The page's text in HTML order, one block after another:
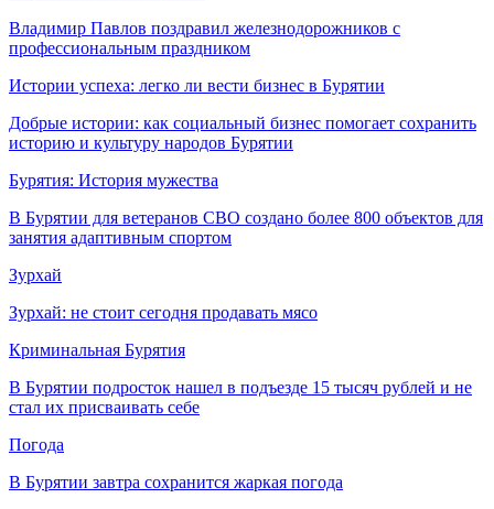
Владимир Павлов поздравил железнодорожников с
профессиональным праздником
Истории успеха: легко ли вести бизнес в Бурятии
Добрые истории: как социальный бизнес помогает сохранить
историю и культуру народов Бурятии
Бурятия: История мужества
В Бурятии для ветеранов СВО создано более 800 объектов для
занятия адаптивным спортом
Зурхай
Зурхай: не стоит сегодня продавать мясо
Криминальная Бурятия
В Бурятии подросток нашел в подъезде 15 тысяч рублей и не
стал их присваивать себе
Погода
В Бурятии завтра сохранится жаркая погода